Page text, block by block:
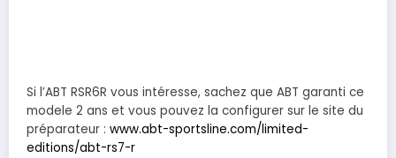
Si l’ABT RSR6R vous intéresse, sachez que ABT garanti ce
modele 2 ans et vous pouvez la configurer sur le site du
préparateur : www.abt-sportsline.com/limited-
editions/abt-rs7-r